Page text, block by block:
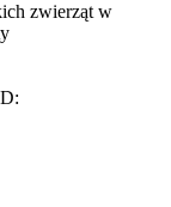
zwierząt w